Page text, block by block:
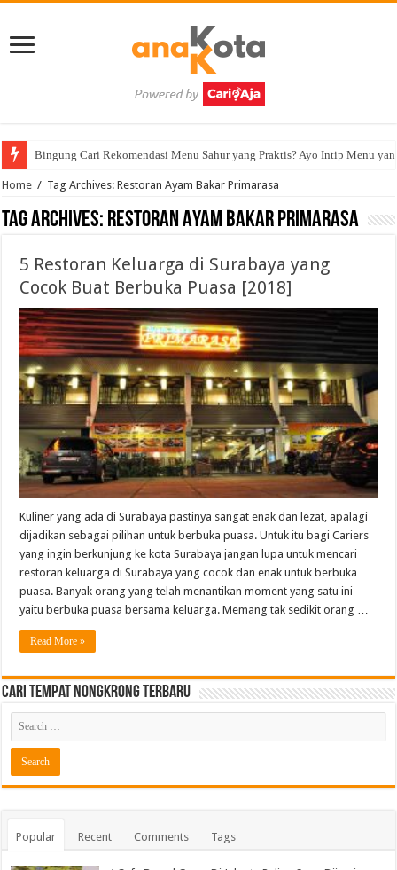
Bingung Cari Rekomendasi Menu Sahur yang Praktis? Ayo Intip Menu
Home / Tag Archives: Restoran Ayam Bakar Primarasa
Tag Archives: Restoran Ayam Bakar Primarasa
5 Restoran Keluarga di Surabaya yang
Cocok Buat Berbuka Puasa [2018]
Kuliner yang ada di Surabaya pastinya sangat enak dan lezat, apalagi
dijadikan sebagai pilihan untuk berbuka puasa. Untuk itu bagi Cariers
yang ingin berkunjung ke kota Surabaya jangan lupa untuk mencari
restoran keluarga di Surabaya yang cocok dan enak untuk berbuka
puasa. Banyak orang yang telah menantikan moment yang satu ini
yaitu berbuka puasa bersama keluarga. Memang tak sedikit orang …
Read More »
Cari Tempat Nongkrong Terbaru
Popular Recent Comments Tags